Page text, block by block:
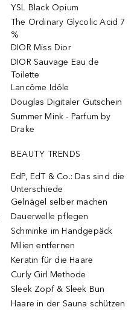
YSL Black Opium
The Ordinary Glycolic Acid 7
%
DIOR Miss Dior
DIOR Sauvage Eau de
Toilette
Lancôme Idôle
Douglas Digitaler Gutschein
Summer Mink - Parfum by
Drake
BEAUTY TRENDS
EdP, EdT & Co.: Das sind die
Unterschiede
Gelnägel selber machen
Dauerwelle pflegen
Schminke im Handgepäck
Milien entfernen
Keratin für die Haare
Curly Girl Methode
Sleek Zopf & Sleek Bun
Haare in der Sauna schützen